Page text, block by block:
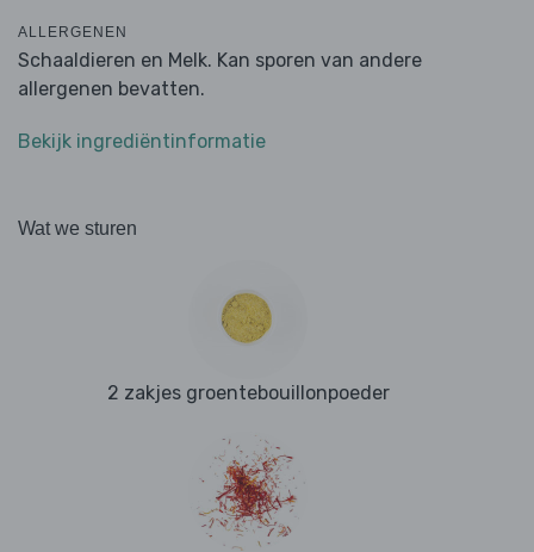
ALLERGENEN
Schaaldieren en Melk. Kan sporen van andere
allergenen bevatten.
Bekijk ingrediëntinformatie
Wat we sturen
2 zakjes groentebouillonpoeder